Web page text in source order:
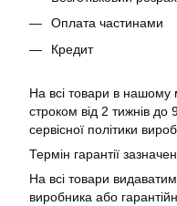
Оплата частинами
Кредит
На всі товари в нашому
строком від 2 тижнів до
сервісної політики
Термін гарантії
На всі товари
виробника або